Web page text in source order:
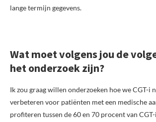
lange termijn gegevens.
Wat moet volgens jou de
het onderzoek zijn?
Ik zou graag willen onderzoeken hoe we CGT-i
verbeteren voor patiënten met een medische
profiteren tussen de 60 en 70 procent van